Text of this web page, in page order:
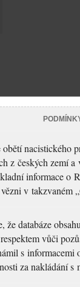
obětí nacistického
z českých zemí
informace o
v takzvaném
že databáze
vůči
s
za nakládání